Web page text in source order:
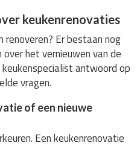
keukenrenovaties
Er bestaan nog
het vernieuwen van de
antwoord op
vragen.
of een nieuwe
Een keukenrenovatie